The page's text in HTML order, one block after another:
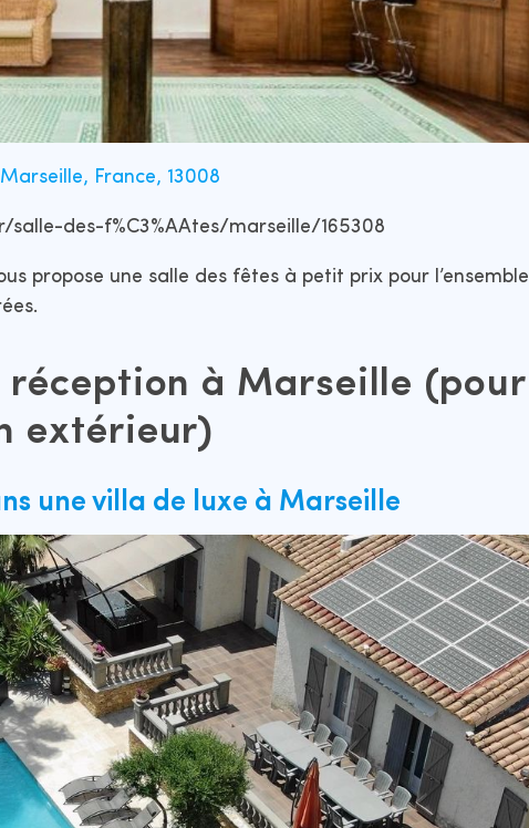
France, 13008
des-f%C3%AAtes/marseille/165308
propose une salle des fêtes à petit prix pour l’ensemble
réception à Marseille (pour
extérieur)
une villa de luxe à Marseille